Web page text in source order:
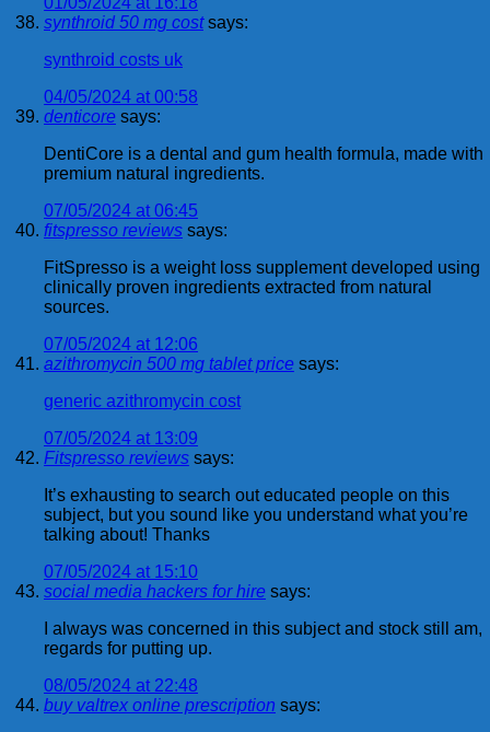
synthroid 50 mg cost says:
synthroid costs uk
04/05/2024 at 00:58
denticore says:
DentiCore is a dental and gum health formula, made with
premium natural ingredients.
07/05/2024 at 06:45
fitspresso reviews says:
FitSpresso is a weight loss supplement developed using
clinically proven ingredients extracted from natural
sources.
07/05/2024 at 12:06
azithromycin 500 mg tablet price says:
generic azithromycin cost
07/05/2024 at 13:09
Fitspresso reviews says:
It’s exhausting to search out educated people on this
subject, but you sound like you understand what you’re
talking about! Thanks
07/05/2024 at 15:10
social media hackers for hire says:
I always was concerned in this subject and stock still am,
regards for putting up.
08/05/2024 at 22:48
buy valtrex online prescription says: